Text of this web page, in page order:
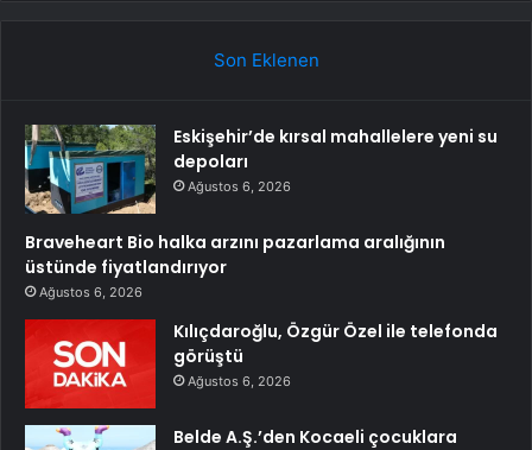
Son Eklenen
Eskişehir’de kırsal mahallelere yeni su
depoları
Ağustos 6, 2026
Braveheart Bio halka arzını pazarlama aralığının
üstünde fiyatlandırıyor
Ağustos 6, 2026
Kılıçdaroğlu, Özgür Özel ile telefonda
görüştü
Ağustos 6, 2026
Belde A.Ş.’den Kocaeli çocuklara